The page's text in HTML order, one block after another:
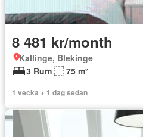
8 481 kr/month
Kallinge, Blekinge
3 Rum
75 m²
1 vecka + 1 dag sedan